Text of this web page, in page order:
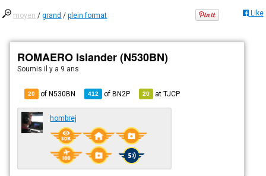
moyen /grand /plein format Like
ROMAERO Islander (N530BN)
Soumisil y a 9 ans
20 of N530BN 412 ofBN2P 20 atTJCP
hombrej